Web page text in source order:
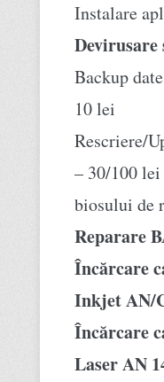
Instalare
Devirusare
Backup
10 lei
Rescriere/
– 30/100
biosului de
Reparare
Încărcare
Inkjet AN/
Încărcare
Laser AN